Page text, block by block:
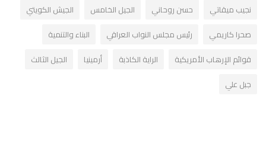
نجيب ميقاتي
حسن روحاني الجيل الخامس
الجيش الكويتي
صحرا كاريمي
رئيس مجلس النواب العراقي
البناء والتنمية
قوائم الإرهاب الأمريكية
الراية الكاذبة أرمينيا
الجيل الثالث
جبل علي